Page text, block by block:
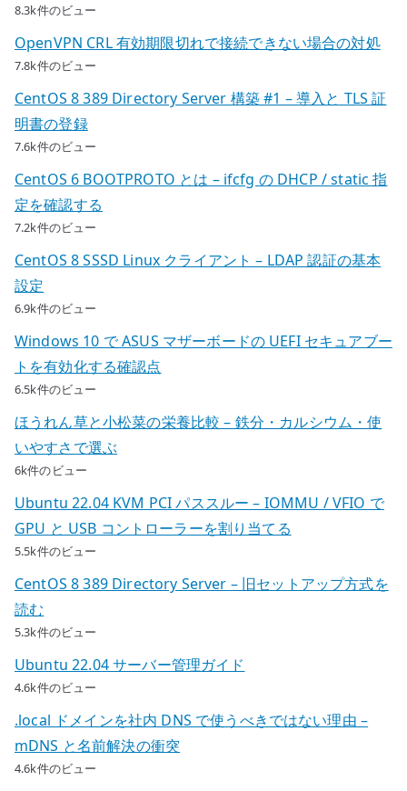
8.3k件のビュー
OpenVPN CRL 有効期限切れで接続できない場合の対処
7.8k件のビュー
CentOS 8 389 Directory Server 構築 #1 – 導入と TLS 証
明書の登録
7.6k件のビュー
CentOS 6 BOOTPROTO とは – ifcfg の DHCP / static 指
定を確認する
7.2k件のビュー
CentOS 8 SSSD Linux クライアント – LDAP 認証の基本
設定
6.9k件のビュー
Windows 10 で ASUS マザーボードの UEFI セキュアブー
トを有効化する確認点
6.5k件のビュー
ほうれん草と小松菜の栄養比較 – 鉄分・カルシウム・使
いやすさで選ぶ
6k件のビュー
Ubuntu 22.04 KVM PCI パススルー – IOMMU / VFIO で
GPU と USB コントローラーを割り当てる
5.5k件のビュー
CentOS 8 389 Directory Server – 旧セットアップ方式を
読む
5.3k件のビュー
Ubuntu 22.04 サーバー管理ガイド
4.6k件のビュー
.local ドメインを社内 DNS で使うべきではない理由 –
mDNS と名前解決の衝突
4.6k件のビュー